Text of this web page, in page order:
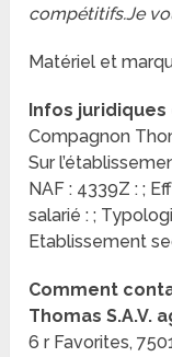
compétitifs.Je
Matériel et
Infos
Compagnon
Sur
NAF : 4339Z : ;
salarié : ;
Etablissement
Comment
Thomas S.A.V.
6 r Favorites,